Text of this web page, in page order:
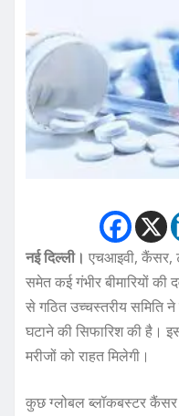
नई दिल्ली। एचआइवी, कैंसर,
समेत कई गंभीर बीमारियों
से गठित उच्चस्तरीय समिति
घटाने की सिफारिश की है।
मरीजों को राहत मिलेगी।
कुछ ग्लोबल ब्लॉकबस्टर